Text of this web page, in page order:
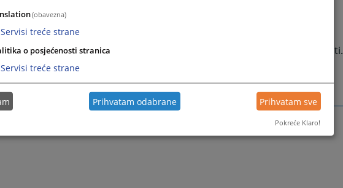
materijali
sud u Doboju trenutno nema promotivnih materijala dostupnih javnosti.
(obavezna)
Servisi treće strane
o posjećenosti stranica
Servisi treće strane
Prihvatam odabrane Prihvatam sve
Pokreće Klaro!